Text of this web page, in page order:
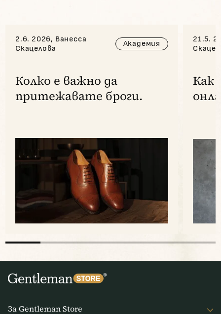
2.6. 2026, Ванесса
Скацелова
Академия
Колко е важно да
притежавате броги.
21.5.
Как
За Gentleman Store